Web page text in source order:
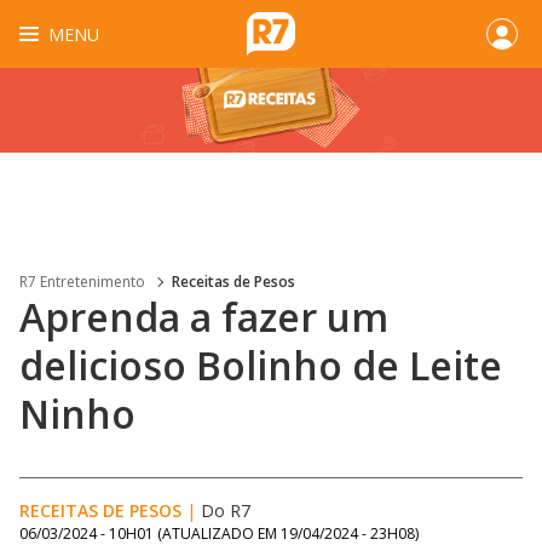
MENU
R7 Entretenimento Receitas de Pesos
Aprenda a fazer um
delicioso Bolinho de Leite
Ninho
RECEITAS DE PESOS | Do R7
06/03/2024 - 10H01 (ATUALIZADO EM 19/04/2024 - 23H08)